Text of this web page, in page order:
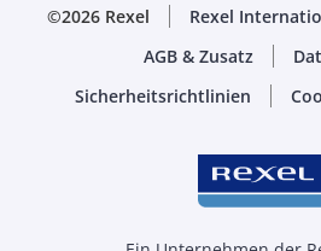
©2026 Rexel Rexel
AGB & Zusatz
Sicherheitsrichtlinien